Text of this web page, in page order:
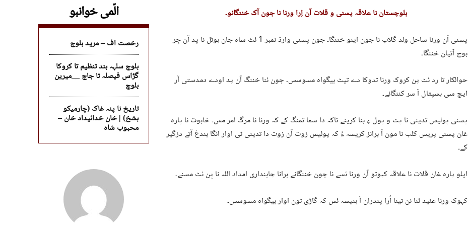
الّمی خوانبو
رخصت اف – مرید بلوچ
بلوچ سلہہ بند تنظیم تا کروکا
گڑاس فیصلہ تا جاچ __میرین
بلوچ
تاریخ نا پنہ غاک (چارمیکو
بشخ) | خان خدائیداد خان –
محبوب شاہ
بلوچستان نا علاقہ پسنی و قلات آن اِرا ورنا نا جون آک خننگانو۔
پسنی آن ورنا ساحل ولد گلاب نا جون اینو خننگا۔ جون پسنی وارڈ نمبر 1 ئٹ شاہ جان ہوٹل نا پد آن جِر
بوچ آتیان خننگا۔
حوالکار تا رد ئٹ پن کروک ورنا تدوکا دے تیٹ بیگواہ مسوسس۔ جون ئنا خننگ آن پد اودے دمدستی آر
ایچ سی ہسپتال آ سر کننگانے۔
پسنی پولیس تدینی نا پٹ و پول ءِ بنا کرینے تاکہ دا سما تمنگ کے کہ ورنا نا مرگ امر مس۔ خاہوت نا پارہ
غان پسنی پریس کلب نا مون آ برانز کریسہ ءُ کہ پولیس زوت آن زوت دا تدینی ٹی اوار انگا بندغ آتے دزگیر
کے۔
ایلو پارہ غان قلات نا علاقہ کپوتو آن ورنا ئسے نا جون خننگانے ہرانا چاہنداری امداد اللہ نا پِن ئٹ مسنے۔
کہوک ورنا عئید ئنا نن تینا اُرا پندران آ ہنیسہ ئس کہ گاڑی تون اوار بیگواہ مسوسس۔